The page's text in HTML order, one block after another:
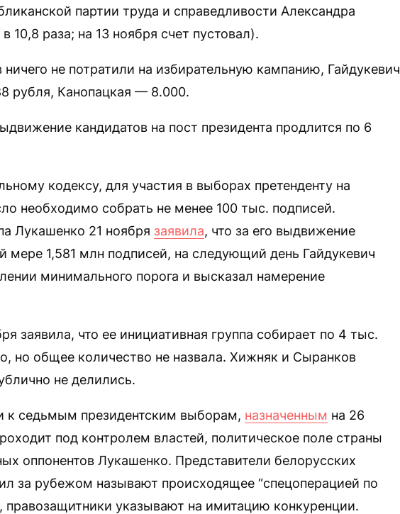
партии труда и справедливости Александра
10,8 раза; на 13 ноября счет пустовал).
не потратили на избирательную кампанию, Гайдукевич
рубля, Канопацкая — 8.000.
кандидатов на пост президента продлится по 6
кодексу, для участия в выборах претенденту на
необходимо собрать не менее 100 тыс. подписей.
Лукашенко 21 ноября заявила, что за его выдвижение
мере 1,581 млн подписей, на следующий день Гайдукевич
минимального порога и высказал намерение
заявила, что ее инициативная группа собирает по 4 тыс.
но общее количество не назвала. Хижняк и Сыранков
не делились.
к седьмым президентским выборам, назначенным на 26
под контролем властей, политическое поле страны
оппонентов Лукашенко. Представители белорусских
за рубежом называют происходящее “спецоперацией по
правозащитники указывают на имитацию конкуренции.